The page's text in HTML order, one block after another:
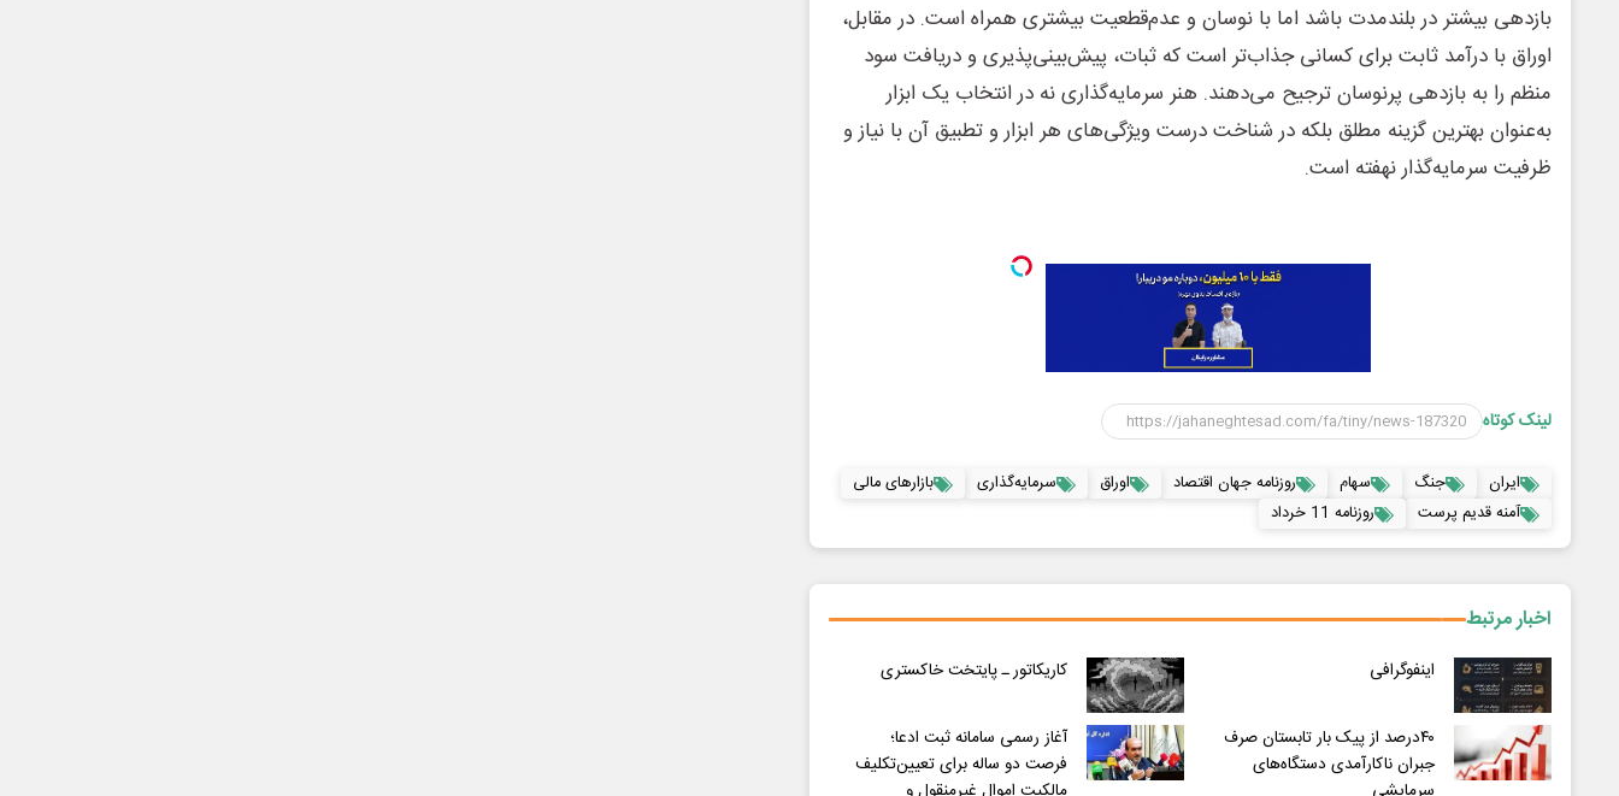
بازدهی بیشتر در بلندمدت باشد اما با نوسان و عدم‌قطعیت بیشتری همراه است. در مقابل،
اوراق با درآمد ثابت برای کسانی جذاب‌تر است که ثبات، پیش‌بینی‌پذیری و دریافت سود
منظم را به بازدهی پرنوسان ترجیح می‌دهند. هنر سرمایه‌گذاری نه در انتخاب یک ابزار
به‌عنوان بهترین گزینه مطلق بلکه در شناخت درست ویژگی‌های هر ابزار و تطبیق آن با نیاز و
ظرفیت سرمایه‌گذار نهفته است.
لینک کوتاه
ایران جنگ سهام روزنامه جهان اقتصاد اوراق سرمایه‌گذاری
بازارهای مالی
آمنه قدیم پرست
روزنامه 11 خرداد
اخبار مرتبط
اینفوگرافی کاریکاتور ـ پایتخت خاکستری
۴۰درصد از پیک بار تابستان صرف
جبران ناکارآمدی دستگاه‌های
آغاز رسمی سامانه ثبت ادعا؛
فرصت دو ساله برای تعیین‌تکلیف